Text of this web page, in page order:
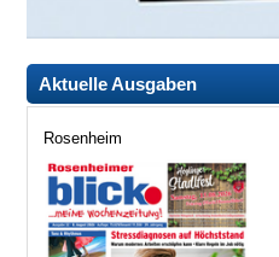
Aktuelle Ausgaben
Rosenheim